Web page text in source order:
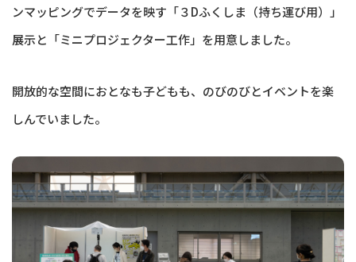
ンマッピングでデータを映す「３Dふくしま（持ち運び用）」
展示と「ミニプロジェクター工作」を用意しました。
開放的な空間におとなも子どもも、のびのびとイベントを楽
しんでいました。